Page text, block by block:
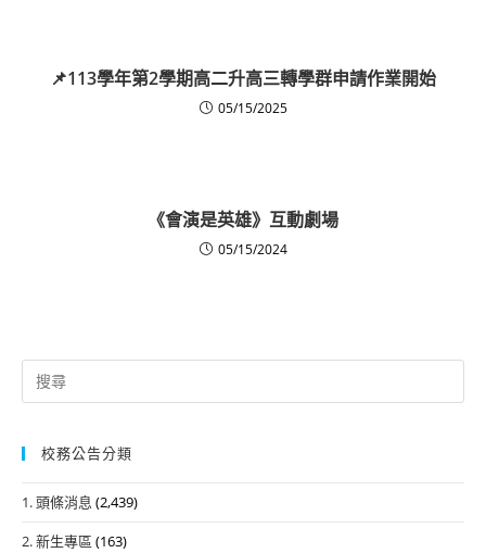
📌113學年第2學期高二升高三轉學群申請作業開始
05/15/2025
《會演是英雄》互動劇場
05/15/2024
Search
for:
校務公告分類
1. 頭條消息 (2,439)
2. 新生專區 (163)